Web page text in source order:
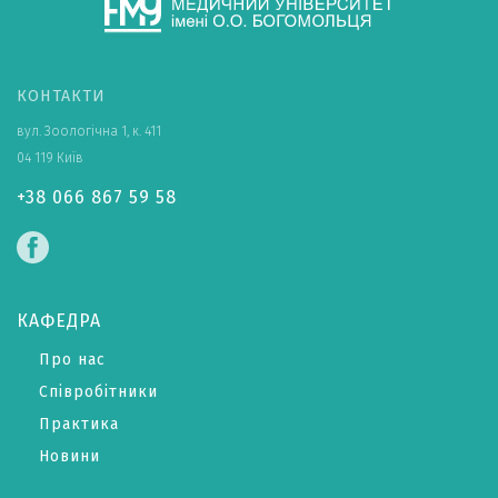
КОНТАКТИ
вул. Зоологічна 1, к. 411
04 119 Київ
+38 066 867 59 58
КАФЕДРА
Про нас
Співробітники
Практика
Новини